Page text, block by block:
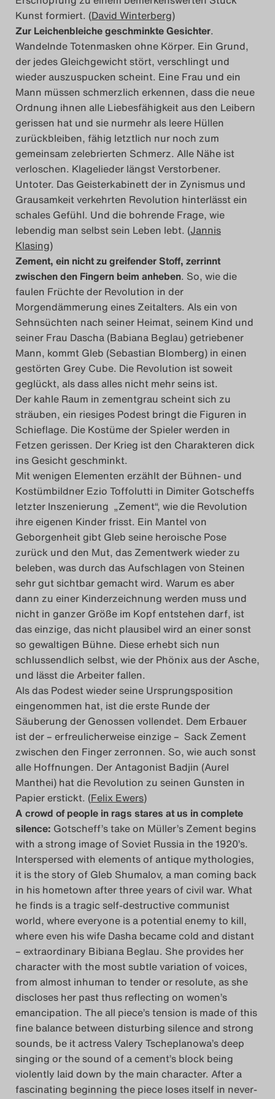
Kunst formiert. (David Winterberg)
Zur Leichenbleiche geschminkte Gesichter.
Wandelnde Totenmasken ohne Körper. Ein Grund,
der jedes Gleichgewicht stört, verschlingt und
wieder auszuspucken scheint. Eine Frau und ein
Mann müssen schmerzlich erkennen, dass die neue
Ordnung ihnen alle Liebesfähigkeit aus den Leibern
gerissen hat und sie nurmehr als leere Hüllen
zurückbleiben, fähig letztlich nur noch zum
gemeinsam zelebrierten Schmerz. Alle Nähe ist
verloschen. Klagelieder längst Verstorbener.
Untoter. Das Geisterkabinett der in Zynismus und
Grausamkeit verkehrten Revolution hinterlässt ein
schales Gefühl. Und die bohrende Frage, wie
lebendig man selbst sein Leben lebt. (Jannis
Klasing)
Zement, ein nicht zu greifender Stoff, zerrinnt
zwischen den Fingern beim anheben. So, wie die
faulen Früchte der Revolution in der
Morgendämmerung eines Zeitalters. Als ein von
Sehnsüchten nach seiner Heimat, seinem Kind und
seiner Frau Dascha (Babiana Beglau) getriebener
Mann, kommt Gleb (Sebastian Blomberg) in einen
gestörten Grey Cube. Die Revolution ist soweit
geglückt, als dass alles nicht mehr seins ist.
Der kahle Raum in zementgrau scheint sich zu
sträuben, ein riesiges Podest bringt die Figuren in
Schieflage. Die Kostüme der Spieler werden in
Fetzen gerissen. Der Krieg ist den Charakteren dick
ins Gesicht geschminkt.
Mit wenigen Elementen erzählt der Bühnen- und
Kostümbildner Ezio Toffolutti in Dimiter Gotscheffs
letzter Inszenierung „Zement“, wie die Revolution
ihre eigenen Kinder frisst. Ein Mantel von
Geborgenheit gibt Gleb seine heroische Pose
zurück und den Mut, das Zementwerk wieder zu
beleben, was durch das Aufschlagen von Steinen
sehr gut sichtbar gemacht wird. Warum es aber
dann zu einer Kinderzeichnung werden muss und
nicht in ganzer Größe im Kopf entstehen darf, ist
das einzige, das nicht plausibel wird an einer sonst
so gewaltigen Bühne. Diese erhebt sich nun
schlussendlich selbst, wie der Phönix aus der Asche,
und lässt die Arbeiter fallen.
Als das Podest wieder seine Ursprungsposition
eingenommen hat, ist die erste Runde der
Säuberung der Genossen vollendet. Dem Erbauer
ist der – erfreulicherweise einzige – Sack Zement
zwischen den Finger zerronnen. So, wie auch sonst
alle Hoffnungen. Der Antagonist Badjin (Aurel
Manthei) hat die Revolution zu seinen Gunsten in
Papier erstickt. (Felix Ewers)
A crowd of people in rags stares at us in complete
silence: Gotscheff’s take on Müller’s Zement begins
with a strong image of Soviet Russia in the 1920’s.
Interspersed with elements of antique mythologies,
it is the story of Gleb Shumalov, a man coming back
in his hometown after three years of civil war. What
he finds is a tragic self-destructive communist
world, where everyone is a potential enemy to kill,
where even his wife Dasha became cold and distant
– extraordinary Bibiana Beglau. She provides her
character with the most subtle variation of voices,
from almost inhuman to tender or resolute, as she
discloses her past thus reflecting on women’s
emancipation. The all piece’s tension is made of this
fine balance between disturbing silence and strong
sounds, be it actress Valery Tscheplanowa’s deep
singing or the sound of a cement’s block being
violently laid down by the main character. After a
fascinating beginning the piece loses itself in never-